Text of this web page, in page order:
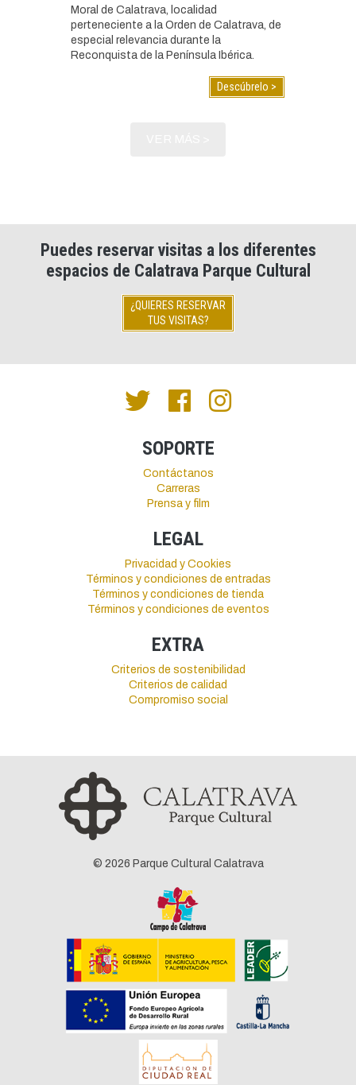
Moral de Calatrava, localidad
perteneciente a la Orden de Calatrava, de
especial relevancia durante la
Reconquista de la Península Ibérica.
Descúbrelo >
Puedes reservar visitas a los diferentes
espacios de Calatrava Parque Cultural
¿QUIERES RESERVAR
TUS VISITAS?
SOPORTE
Contáctanos
Carreras
Prensa y film
LEGAL
Privacidad y Cookies
Términos y condiciones de entradas
Términos y condiciones de tienda
Términos y condiciones de eventos
EXTRA
Criterios de sostenibilidad
Criterios de calidad
Compromiso social
© 2026 Parque Cultural Calatrava